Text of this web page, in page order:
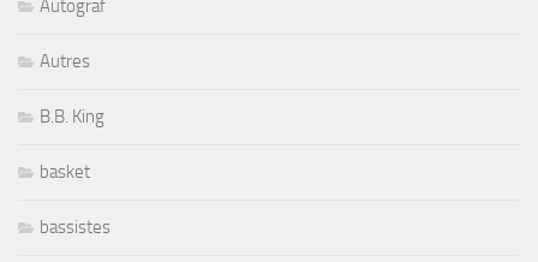
Autres
B.B. King
basket
bassistes
Beach Boys